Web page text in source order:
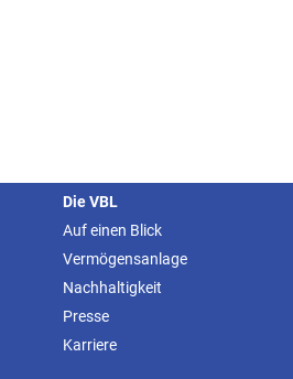
Die VBL
Auf einen Blick
Vermögensanlage
Nachhaltigkeit
Presse
Karriere